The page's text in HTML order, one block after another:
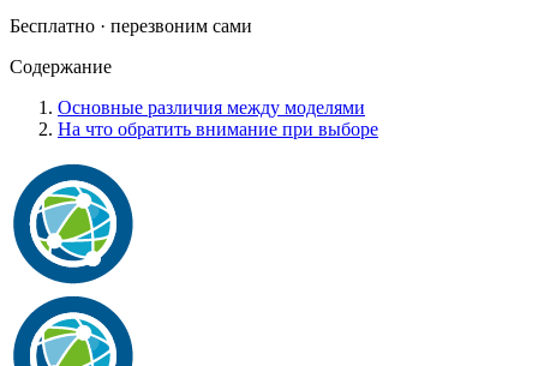
Бесплатно · перезвоним сами
Содержание
Основные различия между моделями
На что обратить внимание при выборе